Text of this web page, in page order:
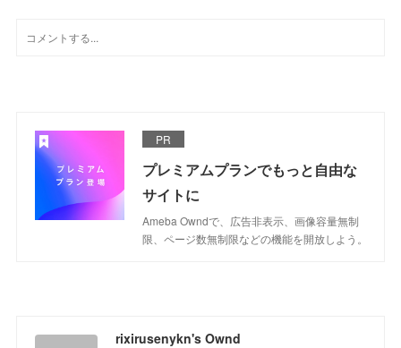
PR
プレミアムプランでもっと自由な
サイトに
Ameba Owndで、広告非表示、画像容量無制
限、ページ数無制限などの機能を開放しよう。
rixirusenykn's Ownd